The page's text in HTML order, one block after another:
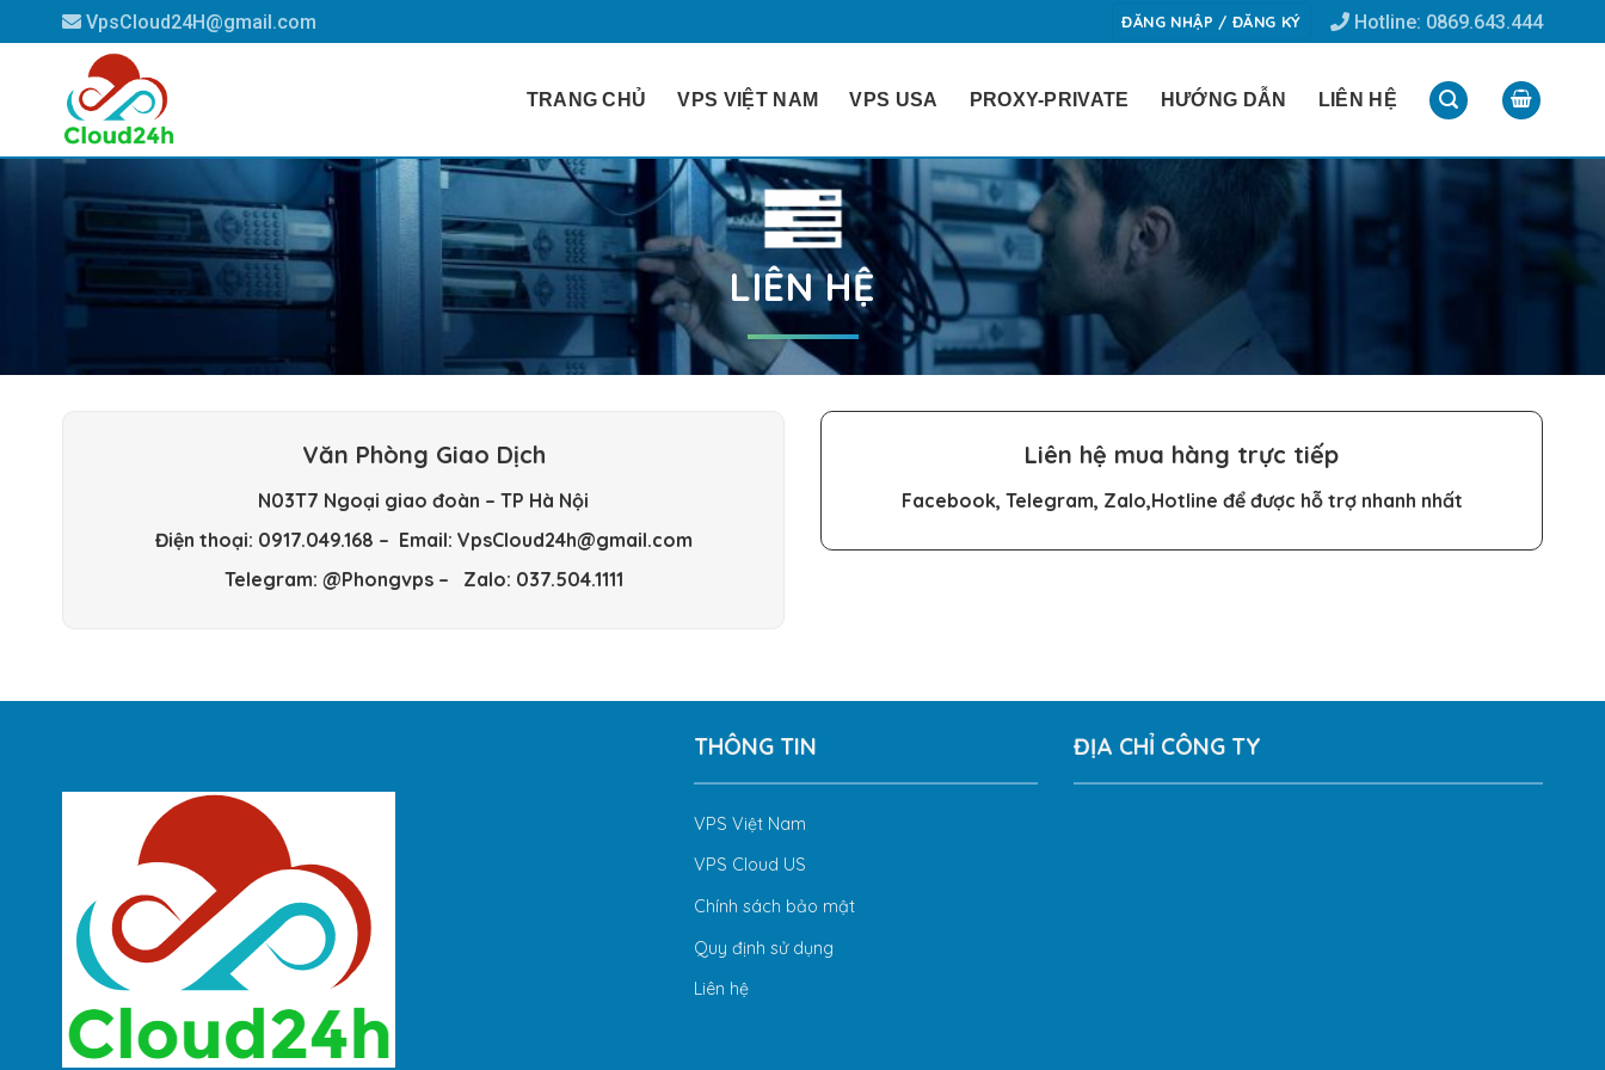
to
VpsCloud24H@gmail.com ĐĂNG NHẬP / ĐĂNG KÝ Hotline: 0869.643.444
TRANG CHỦ VPS VIỆT NAM VPS USA PROXY-PRIVATE HƯỚNG DẪN LIÊN HỆ
LIÊN HỆ
Văn Phòng Giao Dịch
N03T7 Ngoại giao đoàn – TP Hà Nội
Điện thoại: 0917.049.168 – Email: VpsCloud24h@gmail.com
Telegram: @Phongvps – Zalo: 037.504.1111
Liên hệ mua hàng trực tiếp
Facebook, Telegram, Zalo,Hotline để được hỗ trợ nhanh nhất
THÔNG TIN
VPS Việt Nam
VPS Cloud US
Chính sách bảo mật
Quy định sử dụng
Liên hệ
ĐỊA CHỈ CÔNG TY